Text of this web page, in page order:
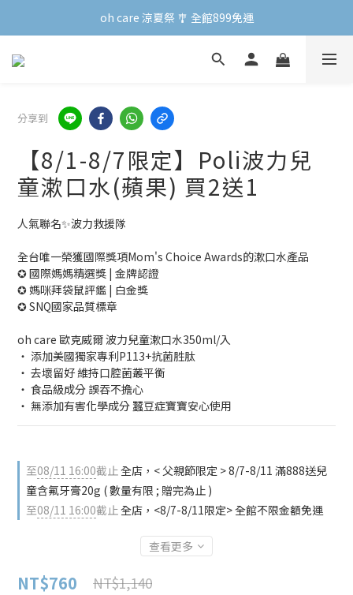
oh care 涼夏祭 🎐 全館899免運
oh care 涼夏祭 🎐 全館899免運
會員專屬 | 點數兌換禮新上線！
分享到
【8/1-8/7限定】Poli波力兒
童漱口水(蘋果) 買2送1
人氣聯名✨波力救援隊
全台唯一榮獲國際獎項Mom's Choice Awards的漱口水產品
✪ 國際媽媽精選獎 | 金牌認證
✪ 媽咪拜袋鼠評鑑 | 白金獎
✪ SNQ國家品質標章
oh care 歐克威爾 波力兒童漱口水350ml/入
‧ 添加美國獨家專利P113+抗菌胜肽
‧ 去壞留好 維持口腔菌叢平衡
‧ 食品級成分 誤吞不擔心
‧ 無添加有害化學成分 蠶豆症寶寶安心使用
至08/11 16:00截止全店，< 父親節限定 > 8/7-8/11 滿888送兒
童含氟牙膏20g ( 數量有限 ; 贈完為止 )
至08/11 16:00截止全店，<8/7-8/11限定> 全館不限金額免運
查看更多
NT$760 NT$1,140